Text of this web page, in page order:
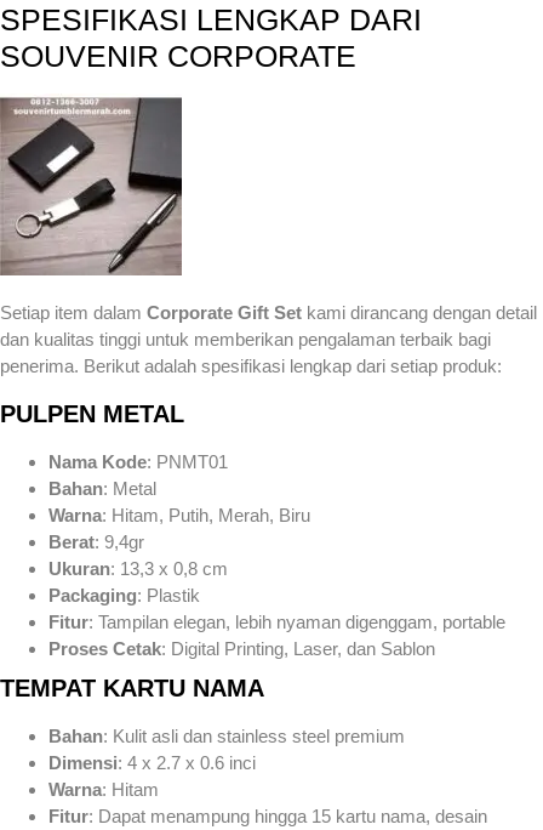
SPESIFIKASI LENGKAP DARI
SOUVENIR CORPORATE
Setiap item dalam Corporate Gift Set kami dirancang dengan detail
dan kualitas tinggi untuk memberikan pengalaman terbaik bagi
penerima. Berikut adalah spesifikasi lengkap dari setiap produk:
PULPEN METAL
Nama Kode: PNMT01
Bahan: Metal
Warna: Hitam, Putih, Merah, Biru
Berat: 9,4gr
Ukuran: 13,3 x 0,8 cm
Packaging: Plastik
Fitur: Tampilan elegan, lebih nyaman digenggam, portable
Proses Cetak: Digital Printing, Laser, dan Sablon
TEMPAT KARTU NAMA
Bahan: Kulit asli dan stainless steel premium
Dimensi: 4 x 2.7 x 0.6 inci
Warna: Hitam
Fitur: Dapat menampung hingga 15 kartu nama, desain